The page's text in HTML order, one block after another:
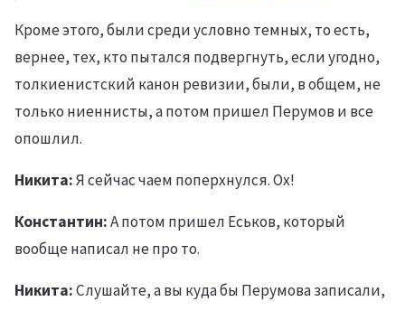
Кроме этого, были среди условно темных, то есть,
вернее, тех, кто пытался подвергнуть, если угодно,
толкиенистский канон ревизии, были, в общем, не
только ниеннисты, а потом пришел Перумов и все
опошлил.
Никита:Я сейчас чаем поперхнулся. Ох!
Константин:А потом пришел Еськов, который
вообще написал не про то.
Никита:Слушайте, а вы куда бы Перумова записали,